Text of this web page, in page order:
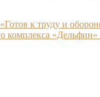
«Готов к труду и
комплекса